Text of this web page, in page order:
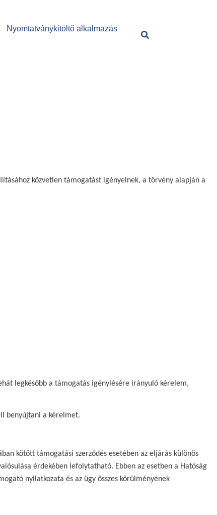
Nyomtatványkitöltő alkalmazás
közvetlen támogatást igényelnek, a törvény alapján a
legkésőbb a támogatás igénylésére irányuló kérelem,
benyújtani a kérelmet.
kötött támogatási szerződés esetében az eljárás különös
érdekében lefolytatható. Ebben az esetben a Hatóság
nyilatkozata és az ügy összes körülményének